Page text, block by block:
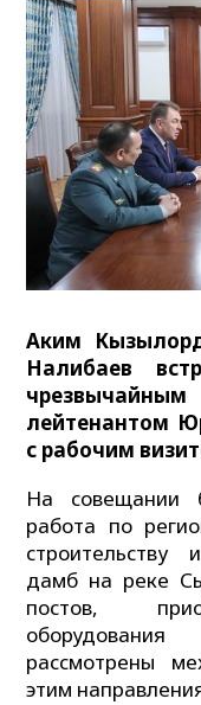
Аким
Налибаев
лейтенантом
с рабочим
На совещании
работа по
строительству
дамб на реке
постов,
рассмотрены
этим